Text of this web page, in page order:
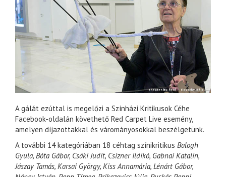
A gálát ezúttal is megelőzi a Színházi Kritikusok Céhe
Facebook-oldalán követhető Red Carpet Live esemény,
amelyen díjazottakkal és várományosokkal beszélgetünk.
A további 14 kategóriában 18 céhtag színikritikus Balogh
Gyula, Bóta Gábor, Csáki Judit, Csizner Ildikó, Gabnai Katalin,
Jászay Tamás, Karsai György, Kiss Annamária, Lénárt Gábor,